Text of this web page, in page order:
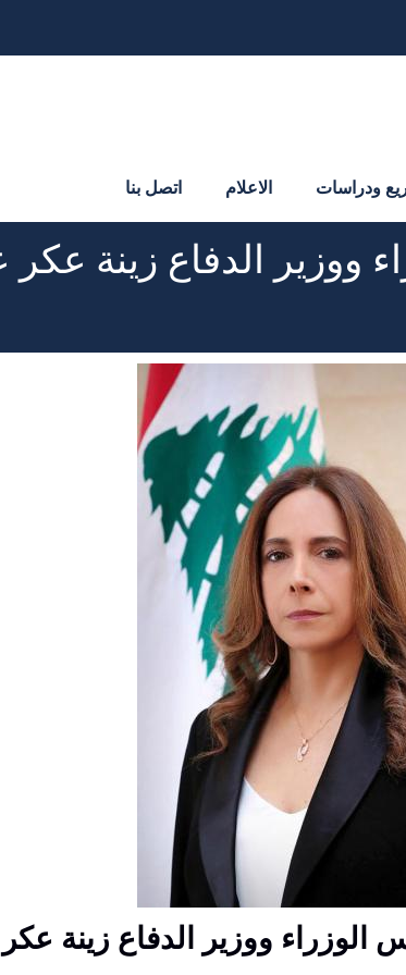
ودراسات الاعلام اتصل بنا
الدفاع زينة عكر
ووزير الدفاع زينة